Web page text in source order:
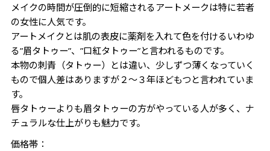
メイクの時間が圧倒的に短縮されるアートメークは特に若者
の女性に人気です。
アートメイクとは肌の表皮に薬剤を入れて色を付けるいわゆ
る”眉タトゥー”、”口紅タトゥー”と言われるものです。
本物の刺青（タトゥー）とは違い、少しずつ薄くなっていく
もので個人差はありますが２～３年ほどもつと言われていま
す。
唇タトゥーよりも眉タトゥーの方がやっている人が多く、ナ
チュラルな仕上がりも魅力です。
価格帯：